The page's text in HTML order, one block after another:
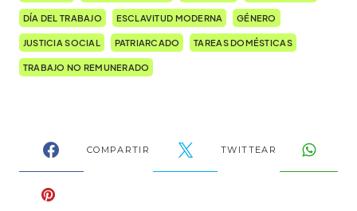
DÍA DEL TRABAJO ESCLAVITUD MODERNA GÉNERO
JUSTICIA SOCIAL PATRIARCADO TAREAS DOMÉSTICAS
TRABAJO NO REMUNERADO
COMPARTIR TWITTEAR